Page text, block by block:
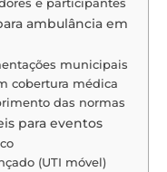
ambulância em
municipais
cobertura médica
das normas
para eventos
(UTI móvel)